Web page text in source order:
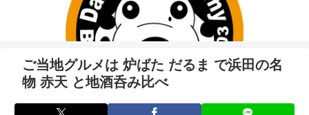
ご当地グルメは 炉ばた だるま で浜田の名
物 赤天 と地酒呑み比べ